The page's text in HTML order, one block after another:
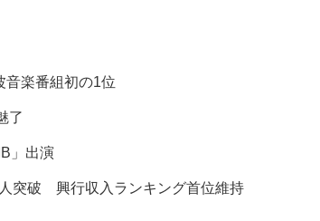
音楽番組初の1位
了
」出演
突破 興行収入ランキング首位維持